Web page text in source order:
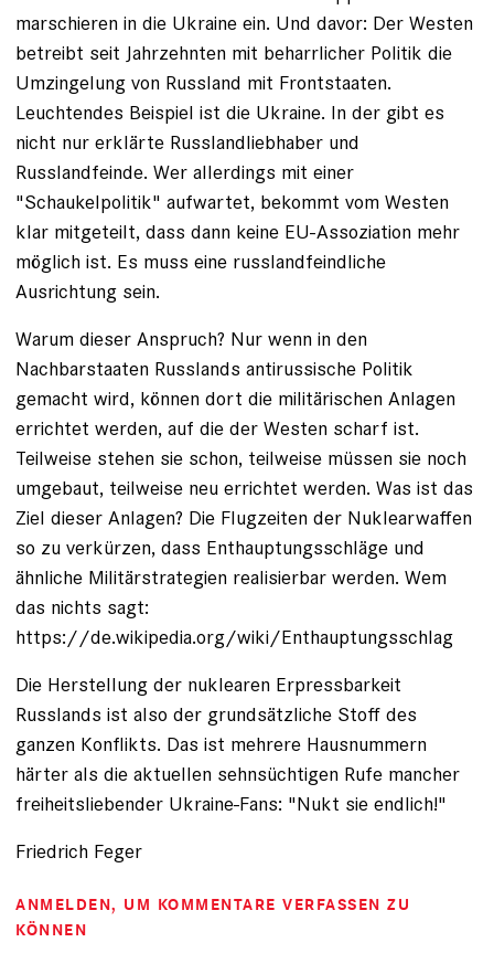
marschieren in die Ukraine ein. Und davor: Der Westen
betreibt seit Jahrzehnten mit beharrlicher Politik die
Umzingelung von Russland mit Frontstaaten.
Leuchtendes Beispiel ist die Ukraine. In der gibt es
nicht nur erklärte Russlandliebhaber und
Russlandfeinde. Wer allerdings mit einer
"Schaukelpolitik" aufwartet, bekommt vom Westen
klar mitgeteilt, dass dann keine EU-Assoziation mehr
möglich ist. Es muss eine russlandfeindliche
Ausrichtung sein.
Warum dieser Anspruch? Nur wenn in den
Nachbarstaaten Russlands antirussische Politik
gemacht wird, können dort die militärischen Anlagen
errichtet werden, auf die der Westen scharf ist.
Teilweise stehen sie schon, teilweise müssen sie noch
umgebaut, teilweise neu errichtet werden. Was ist das
Ziel dieser Anlagen? Die Flugzeiten der Nuklearwaffen
so zu verkürzen, dass Enthauptungsschläge und
ähnliche Militärstrategien realisierbar werden. Wem
das nichts sagt:
https://de.wikipedia.org/wiki/Enthauptungsschlag
Die Herstellung der nuklearen Erpressbarkeit
Russlands ist also der grundsätzliche Stoff des
ganzen Konflikts. Das ist mehrere Hausnummern
härter als die aktuellen sehnsüchtigen Rufe mancher
freiheitsliebender Ukraine-Fans: "Nukt sie endlich!"
Friedrich Feger
ANMELDEN, UM KOMMENTARE VERFASSEN ZU
KÖNNEN